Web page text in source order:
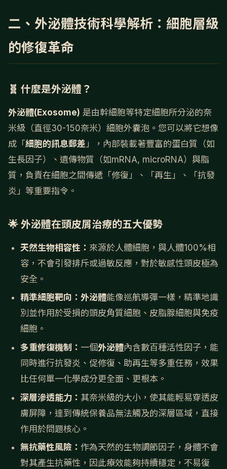
二、外泌體技術科學解析：細胞層級
的修復革命
🧬 什麼是外泌體？
外泌體(Exosome) 是由幹細胞等特定細胞所分泌的奈
米級（直徑30-150奈米）細胞外囊泡。您可以將它想像
成「細胞的訊息郵差 」，內部裝載著豐富的蛋白質（如
生長因子）、遺傳物質（如mRNA, microRNA）與脂
質，負責在細胞之間傳遞「修復」、「再生」、「抗發
炎」等重要指令。
🌟 外泌體在頭皮屑治療的五大優勢
天然生物相容性： 來源於人體細胞，與人體100%相
容，不會引發排斥或過敏反應，對於敏感性頭皮極為
安全。
精準細胞靶向： 外泌體能像巡航導彈一樣，精準地識
別並作用於受損的頭皮角質細胞、皮脂腺細胞與免疫
細胞。
多重修復機制： 一個外泌體內含數百種活性因子，能
同時進行抗發炎、促修復、助再生等多重任務，效果
比任何單一化學成分更全面、更根本。
深層滲透能力： 其奈米級的大小，使其能輕易穿透皮
膚屏障，達到傳統保養品無法觸及的深層區域，直接
作用於問題核心。
無抗藥性風險： 作為天然的生物調節因子，身體不會
對其產生抗藥性，因此療效能夠持續穩定，不易復